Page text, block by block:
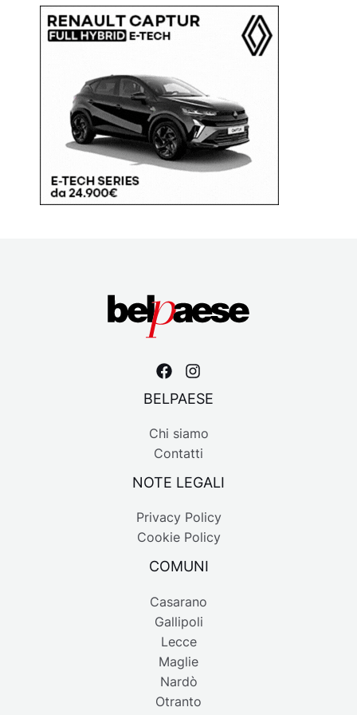
BELPAESE
Chi siamo
Contatti
NOTE LEGALI
Privacy Policy
Cookie Policy
COMUNI
Casarano
Gallipoli
Lecce
Maglie
Nardò
Otranto